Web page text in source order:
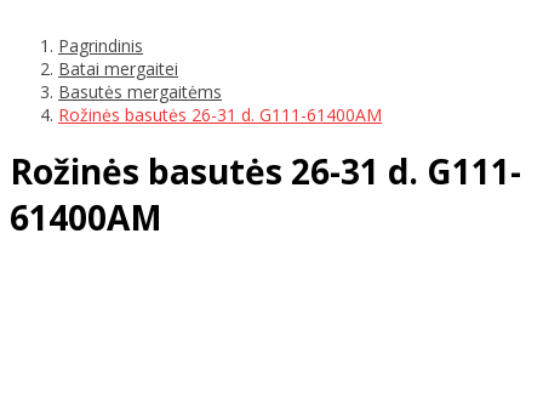
Pagrindinis
Batai mergaitei
Basutės mergaitėms
Rožinės basutės 26-31 d. G111-61400AM
Rožinės basutės 26-31 d. G111-
61400AM